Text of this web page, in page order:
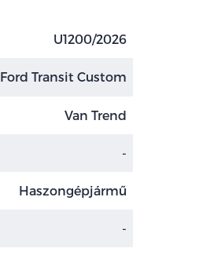
U1200/2026
Ford Transit Custom
Van Trend
-
Haszongépjármű
-